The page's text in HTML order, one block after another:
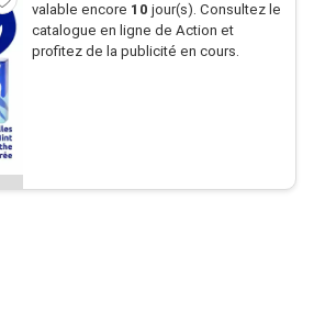
valable encore 10 jour(s). Consultez le
catalogue en ligne de Action et
profitez de la publicité en cours.